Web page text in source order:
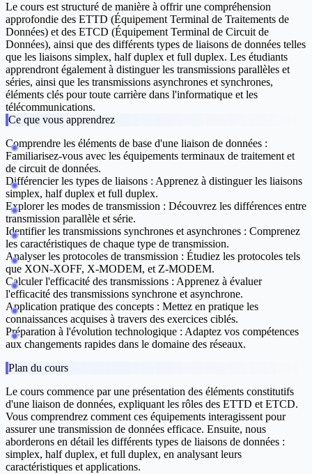
Le cours est structuré de manière à offrir une compréhension
approfondie des ETTD (Équipement Terminal de Traitements de
Données) et des ETCD (Équipement Terminal de Circuit de
Données), ainsi que des différents types de liaisons de données telles
que les liaisons simplex, half duplex et full duplex. Les étudiants
apprendront également à distinguer les transmissions parallèles et
séries, ainsi que les transmissions asynchrones et synchrones,
éléments clés pour toute carrière dans l'informatique et les
télécommunications.
Ce que vous apprendrez
Comprendre les éléments de base d'une liaison de données :
Familiarisez-vous avec les équipements terminaux de traitement et
de circuit de données.
Différencier les types de liaisons : Apprenez à distinguer les liaisons
simplex, half duplex et full duplex.
Explorer les modes de transmission : Découvrez les différences entre
transmission parallèle et série.
Identifier les transmissions synchrones et asynchrones : Comprenez
les caractéristiques de chaque type de transmission.
Analyser les protocoles de transmission : Étudiez les protocoles tels
que XON-XOFF, X-MODEM, et Z-MODEM.
Calculer l'efficacité des transmissions : Apprenez à évaluer
l'efficacité des transmissions synchrone et asynchrone.
Application pratique des concepts : Mettez en pratique les
connaissances acquises à travers des exercices ciblés.
Préparation à l'évolution technologique : Adaptez vos compétences
aux changements rapides dans le domaine des réseaux.
Plan du cours
Le cours commence par une présentation des éléments constitutifs
d'une liaison de données, expliquant les rôles des ETTD et ETCD.
Vous comprendrez comment ces équipements interagissent pour
assurer une transmission de données efficace. Ensuite, nous
aborderons en détail les différents types de liaisons de données :
simplex, half duplex, et full duplex, en analysant leurs
caractéristiques et applications.